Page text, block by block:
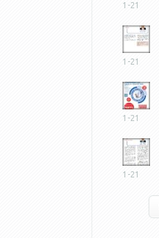
1-21
1-21
1-21
1-21